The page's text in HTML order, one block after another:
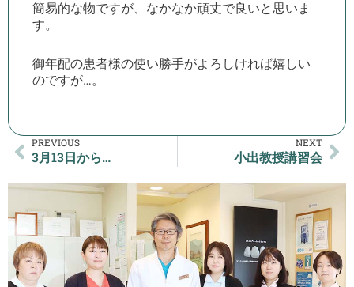
簡易的な物ですが、なかなか頑丈で良いと思いま
す。
御年配の患者様の使い勝手がよろしければ嬉しい
のですが…。
PREVIOUS
3月13日から…
NEXT
小出教授講習会